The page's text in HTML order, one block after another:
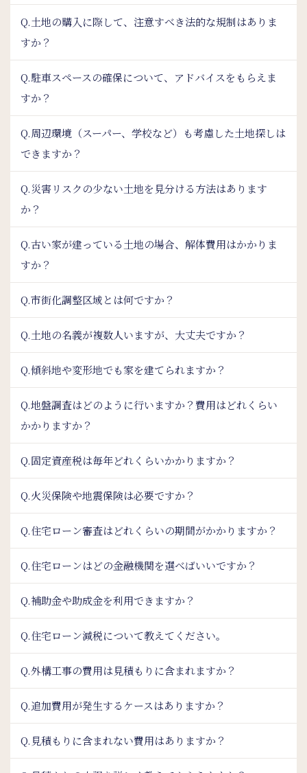
Q.土地の購入に際して、注意すべき法的な規制はありま
すか？
Q.駐車スペースの確保について、アドバイスをもらえま
すか？
Q.周辺環境（スーパー、学校など）も考慮した土地探しは
できますか？
Q.災害リスクの少ない土地を見分ける方法はあります
か？
Q.古い家が建っている土地の場合、解体費用はかかりま
すか？
Q.市街化調整区域とは何ですか？
Q.土地の名義が複数人いますが、大丈夫ですか？
Q.傾斜地や変形地でも家を建てられますか？
Q.地盤調査はどのように行いますか？費用はどれくらい
かかりますか？
Q.固定資産税は毎年どれくらいかかりますか？
Q.火災保険や地震保険は必要ですか？
Q.住宅ローン審査はどれくらいの期間がかかりますか？
Q.住宅ローンはどの金融機関を選べばいいですか？
Q.補助金や助成金を利用できますか？
Q.住宅ローン減税について教えてください。
Q.外構工事の費用は見積もりに含まれますか？
Q.追加費用が発生するケースはありますか？
Q.見積もりに含まれない費用はありますか？